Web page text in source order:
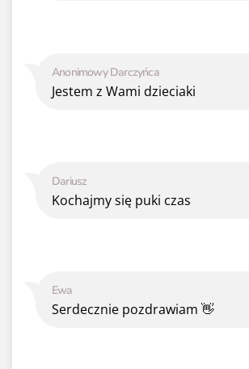
Ewa
Serdecznie pozdrawiam 👋
Dariusz
Kochajmy się puki czas
Anonimowy Darczyńca
Jestem z Wami dzieciaki